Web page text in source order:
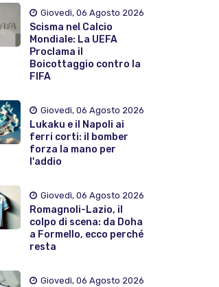
Giovedì, 06 Agosto 2026
Scisma nel Calcio
Mondiale: La UEFA
Proclama il
Boicottaggio contro la
FIFA
Giovedì, 06 Agosto 2026
Lukaku e il Napoli ai
ferri corti: il bomber
forza la mano per
l'addio
Giovedì, 06 Agosto 2026
Romagnoli-Lazio, il
colpo di scena: da Doha
a Formello, ecco perché
resta
Giovedì, 06 Agosto 2026